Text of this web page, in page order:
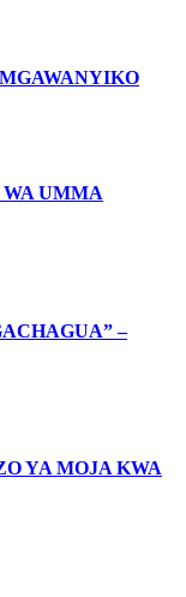
UMMA
–
YA MOJA KWA